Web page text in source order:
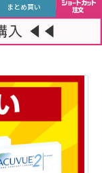
まとめ買い